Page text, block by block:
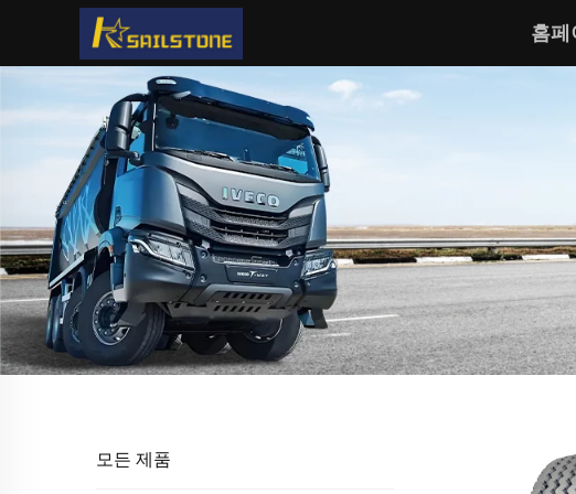
홈페
모든 제품